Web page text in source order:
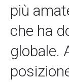
più
che ha
globale.